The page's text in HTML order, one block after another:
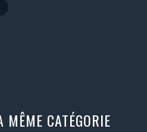
CATÉGORIE